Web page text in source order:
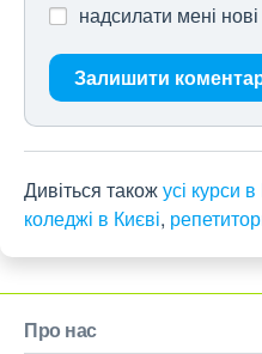
надсилати мені
Залишити
Дивіться такожусі курси в
коледжі в Києві,
Про нас